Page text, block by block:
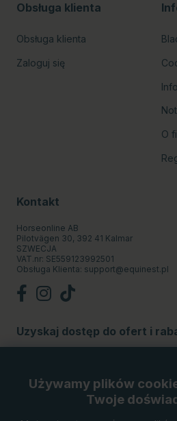
Obsługa klienta
Obsługa klienta
Zaloguj się
O
Kontakt
Horseonline AB
Pilotvägen 30, 392 41 Kalmar
SZWECJA
VAT.nr: SE559123992501
Obsługa Klienta: support@equinest.pl
Uzyskaj dostęp do ofert i
Używamy plików
Twoje